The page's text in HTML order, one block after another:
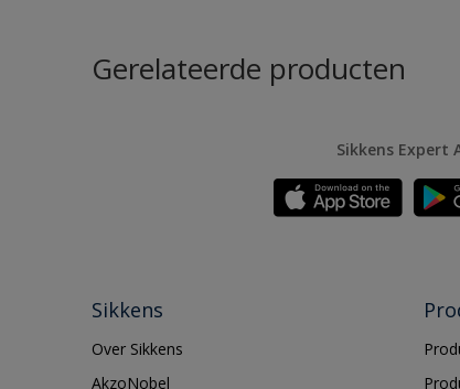
Gerelateerde producten
Sikkens Expert
Sikkens
Over Sikkens
AkzoNobel